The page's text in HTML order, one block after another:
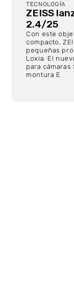
TECNOLOGÍA
ZEISS
2.4/25
Con este
compacto,
pequeñas
Loxia. El
para
montura E.